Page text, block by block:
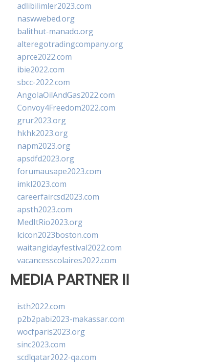
adlibilimler2023.com
naswwebed.org
balithut-manado.org
alteregotradingcompany.org
aprce2022.com
ibie2022.com
sbcc-2022.com
AngolaOilAndGas2022.com
Convoy4Freedom2022.com
grur2023.org
hkhk2023.org
napm2023.org
apsdfd2023.org
forumausape2023.com
imkl2023.com
careerfaircsd2023.com
apsth2023.com
MedItRio2023.org
lcicon2023boston.com
waitangidayfestival2022.com
vacancesscolaires2022.com
MEDIA PARTNER II
isth2022.com
p2b2pabi2023-makassar.com
wocfparis2023.org
sinc2023.com
scdlqatar2022-qa.com